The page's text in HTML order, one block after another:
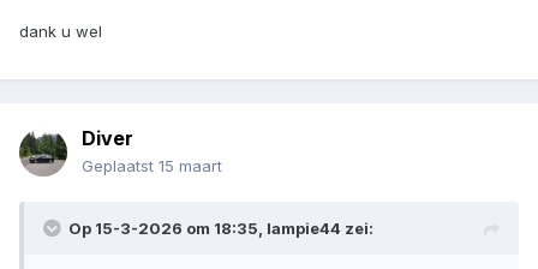
dank u wel
Diver
Geplaatst 15 maart
Op 15-3-2026 om 18:35, lampie44 zei: